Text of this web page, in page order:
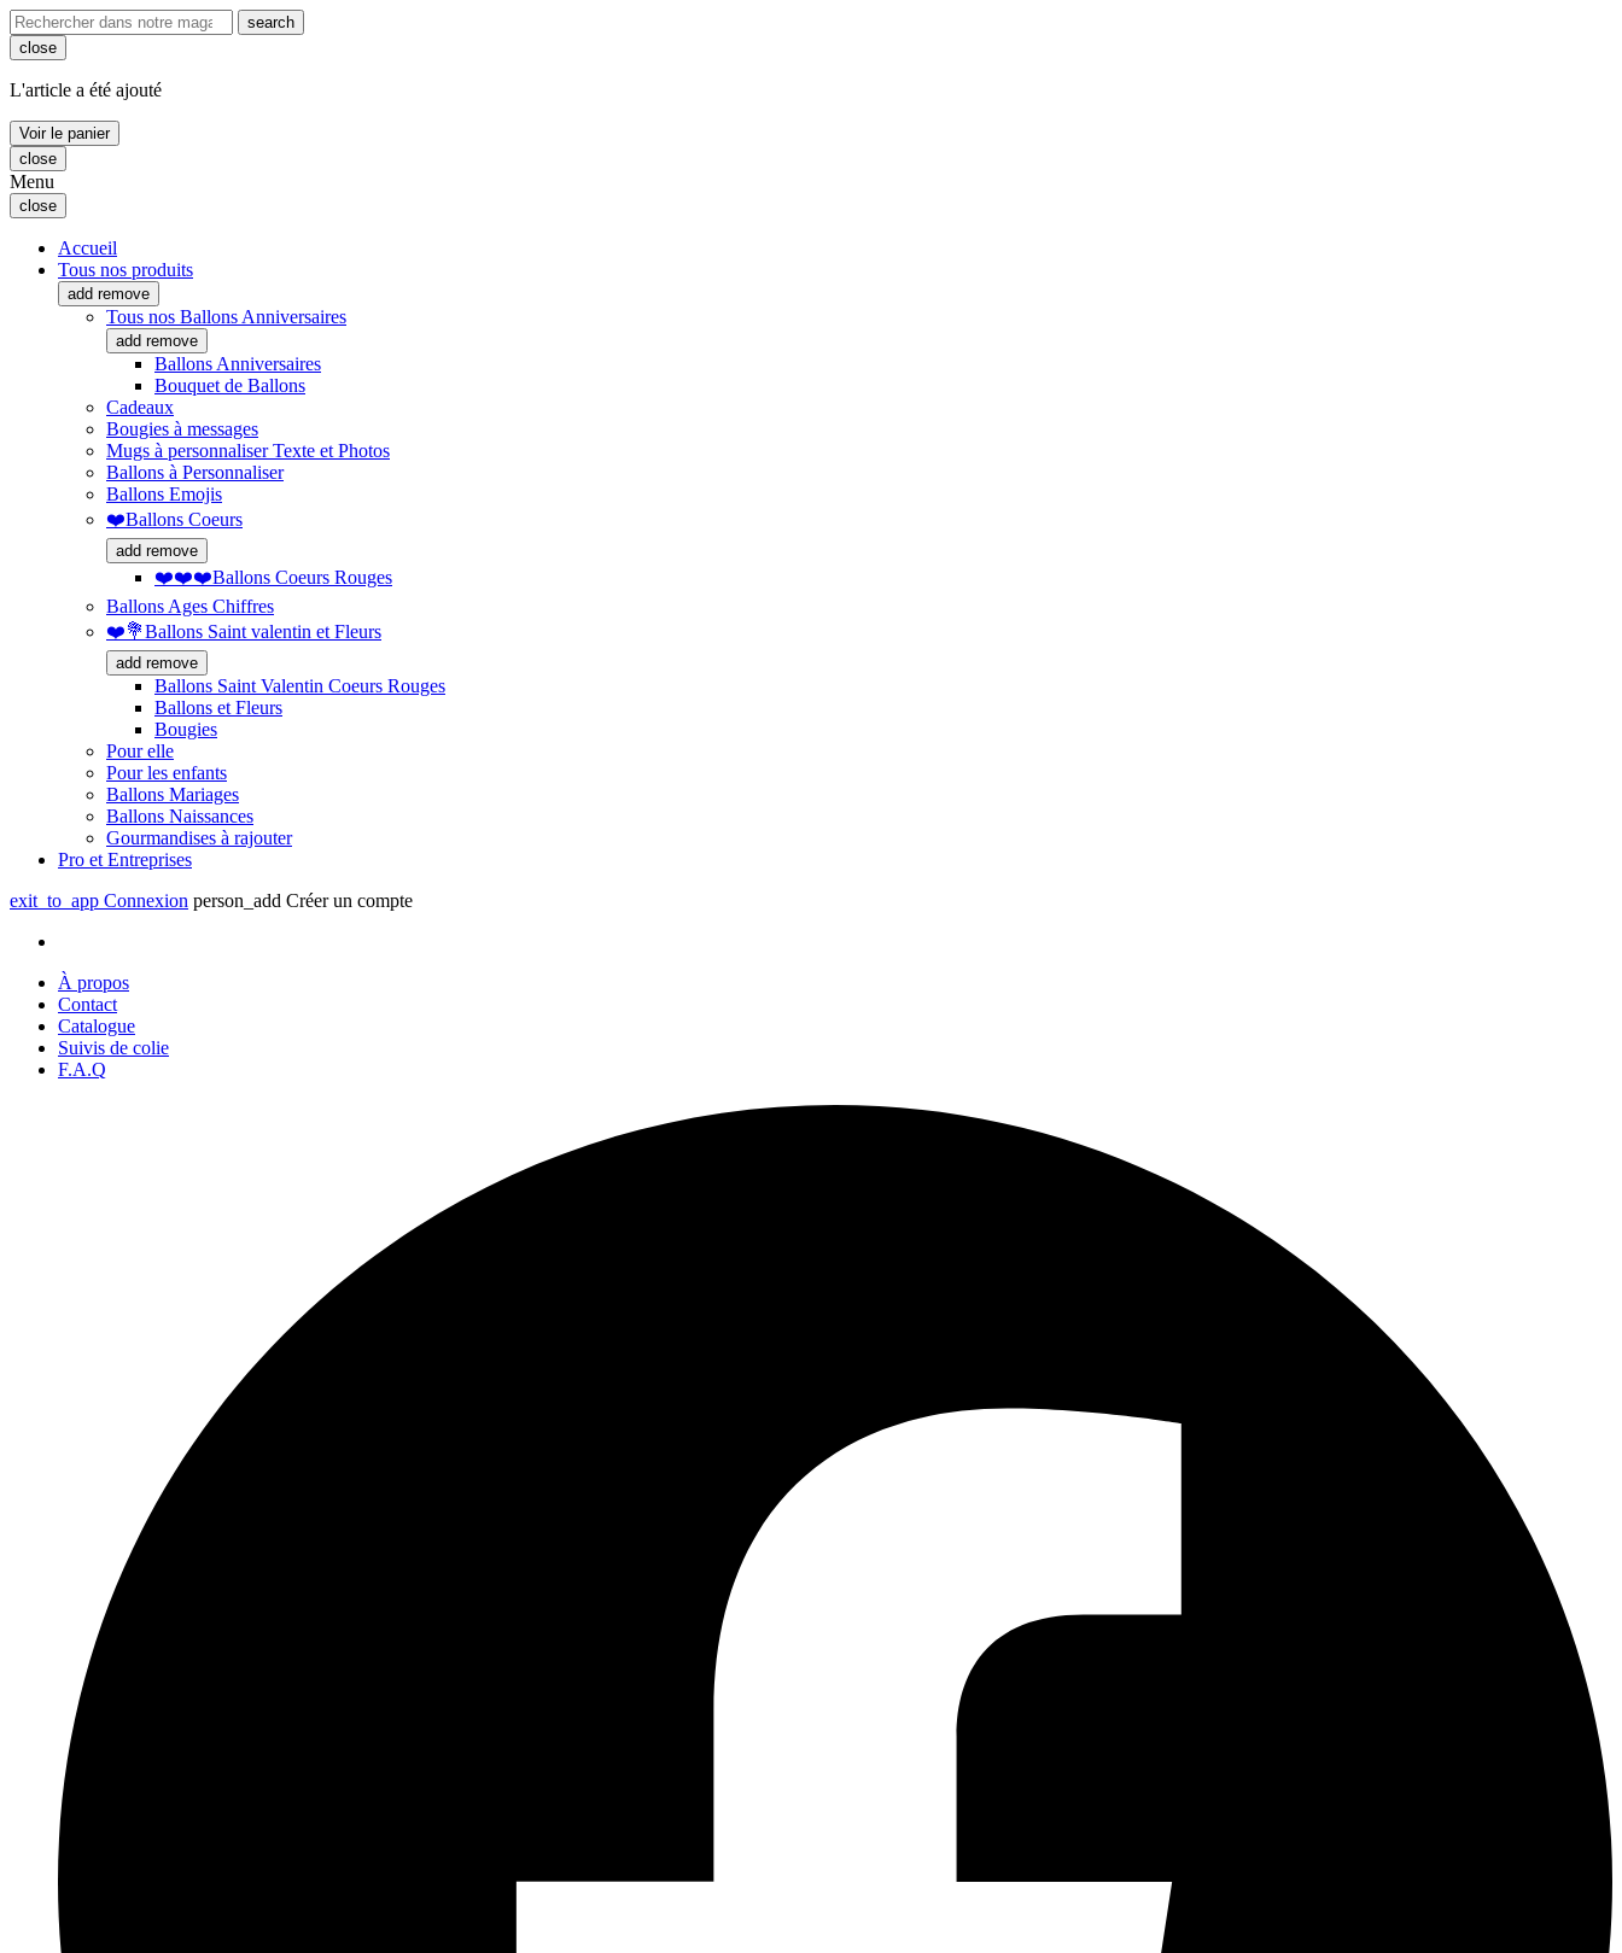
search
close
L'article a été ajouté
Voir le panier
close
Menu
close
Accueil
Tous nos produits
add remove
Tous nos Ballons Anniversaires
add remove
Ballons Anniversaires
Bouquet de Ballons
Cadeaux
Bougies à messages
Mugs à personnaliser Texte et Photos
Ballons à Personnaliser
Ballons Emojis
❤️Ballons Coeurs
add remove
❤️❤️❤️Ballons Coeurs Rouges
Ballons Ages Chiffres
❤️💐Ballons Saint valentin et Fleurs
add remove
Ballons Saint Valentin Coeurs Rouges
Ballons et Fleurs
Bougies
Pour elle
Pour les enfants
Ballons Mariages
Ballons Naissances
Gourmandises à rajouter
Pro et Entreprises
exit_to_app Connexion person_add Créer un compte
À propos
Contact
Catalogue
Suivis de colie
F.A.Q